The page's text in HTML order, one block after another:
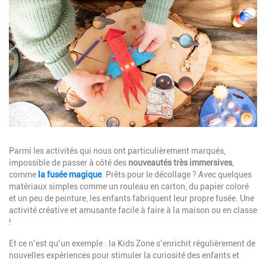
Image
Description
Parmi les activités qui nous ont particulièrement marqués,
impossible de passer à côté des nouveautés très immersives,
comme a fusée magique. Prêts pour le décollage ? Avec quelques
matériaux simples comme un rouleau en carton, du papier coloré
et un peu de peinture, les enfants fabriquent leur propre fusée. Une
activité créative et amusante facile à faire à la maison ou en classe
!
Et ce n’est qu’un exemple : la Kids Zone s’enrichit régulièrement de
nouvelles expériences pour stimuler la curiosité des enfants et